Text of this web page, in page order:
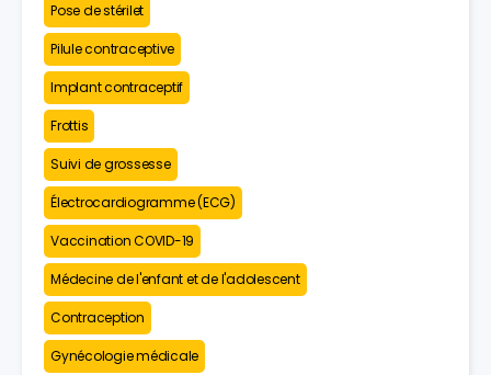
Pose de stérilet
Pilule contraceptive
Implant contraceptif
Frottis
Suivi de grossesse
Électrocardiogramme (ECG)
Vaccination COVID-19
Médecine de l'enfant et de l'adolescent
Contraception
Gynécologie médicale